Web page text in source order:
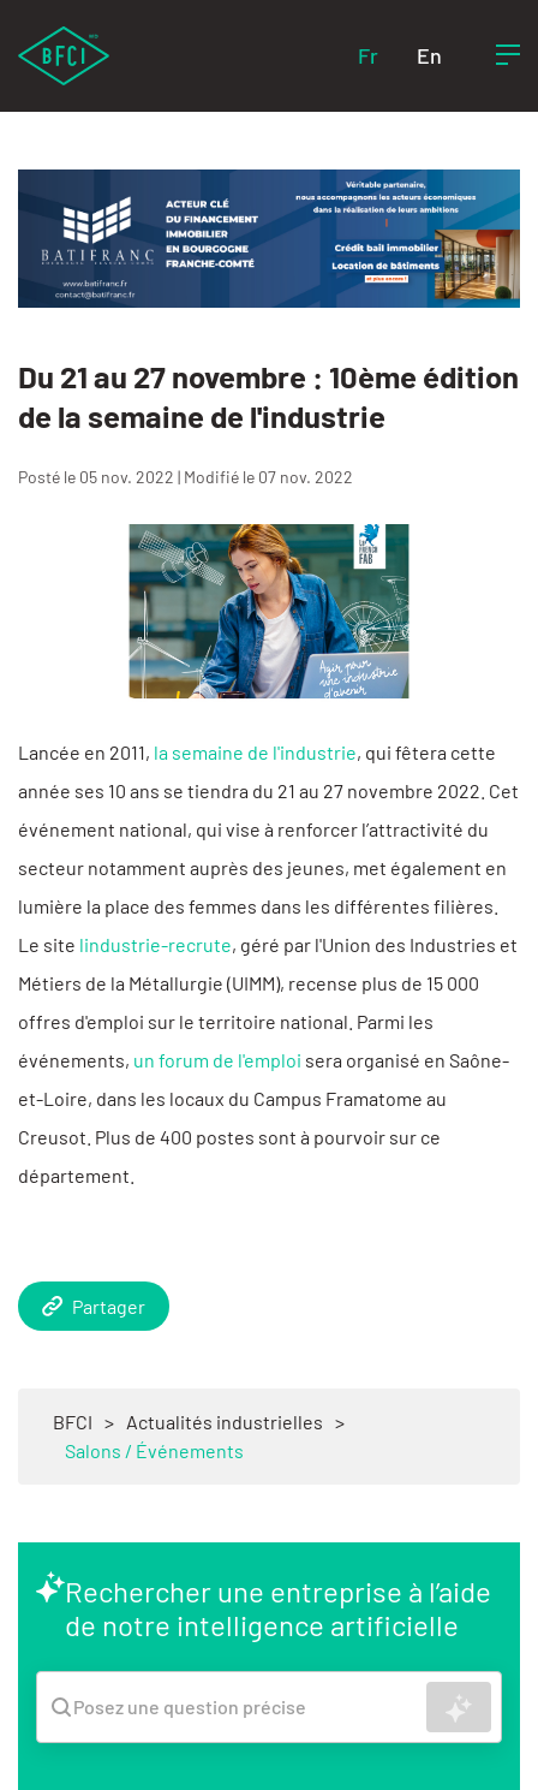
Fr En
Du 21 au 27 novembre : 10ème édition
de la semaine de l'industrie
Posté le 05 nov. 2022 | Modifié le 07 nov. 2022
Lancée en 2011, la semaine de l'industrie, qui fêtera cette
année ses 10 ans se tiendra du 21 au 27 novembre 2022. Cet
événement national, qui vise à renforcer l’attractivité du
secteur notamment auprès des jeunes, met également en
lumière la place des femmes dans les différentes filières.
Le site lindustrie-recrute, géré par l'Union des Industries et
Métiers de la Métallurgie (UIMM), recense plus de 15 000
offres d'emploi sur le territoire national. Parmi les
événements, un forum de l'emploi sera organisé en Saône-
et-Loire, dans les locaux du Campus Framatome au
Creusot. Plus de 400 postes sont à pourvoir sur ce
département.
Partager
BFCI > Actualités industrielles >
Salons / Événements
Rechercher une entreprise à l’aide
de notre intelligence artificielle
Posez une question précise